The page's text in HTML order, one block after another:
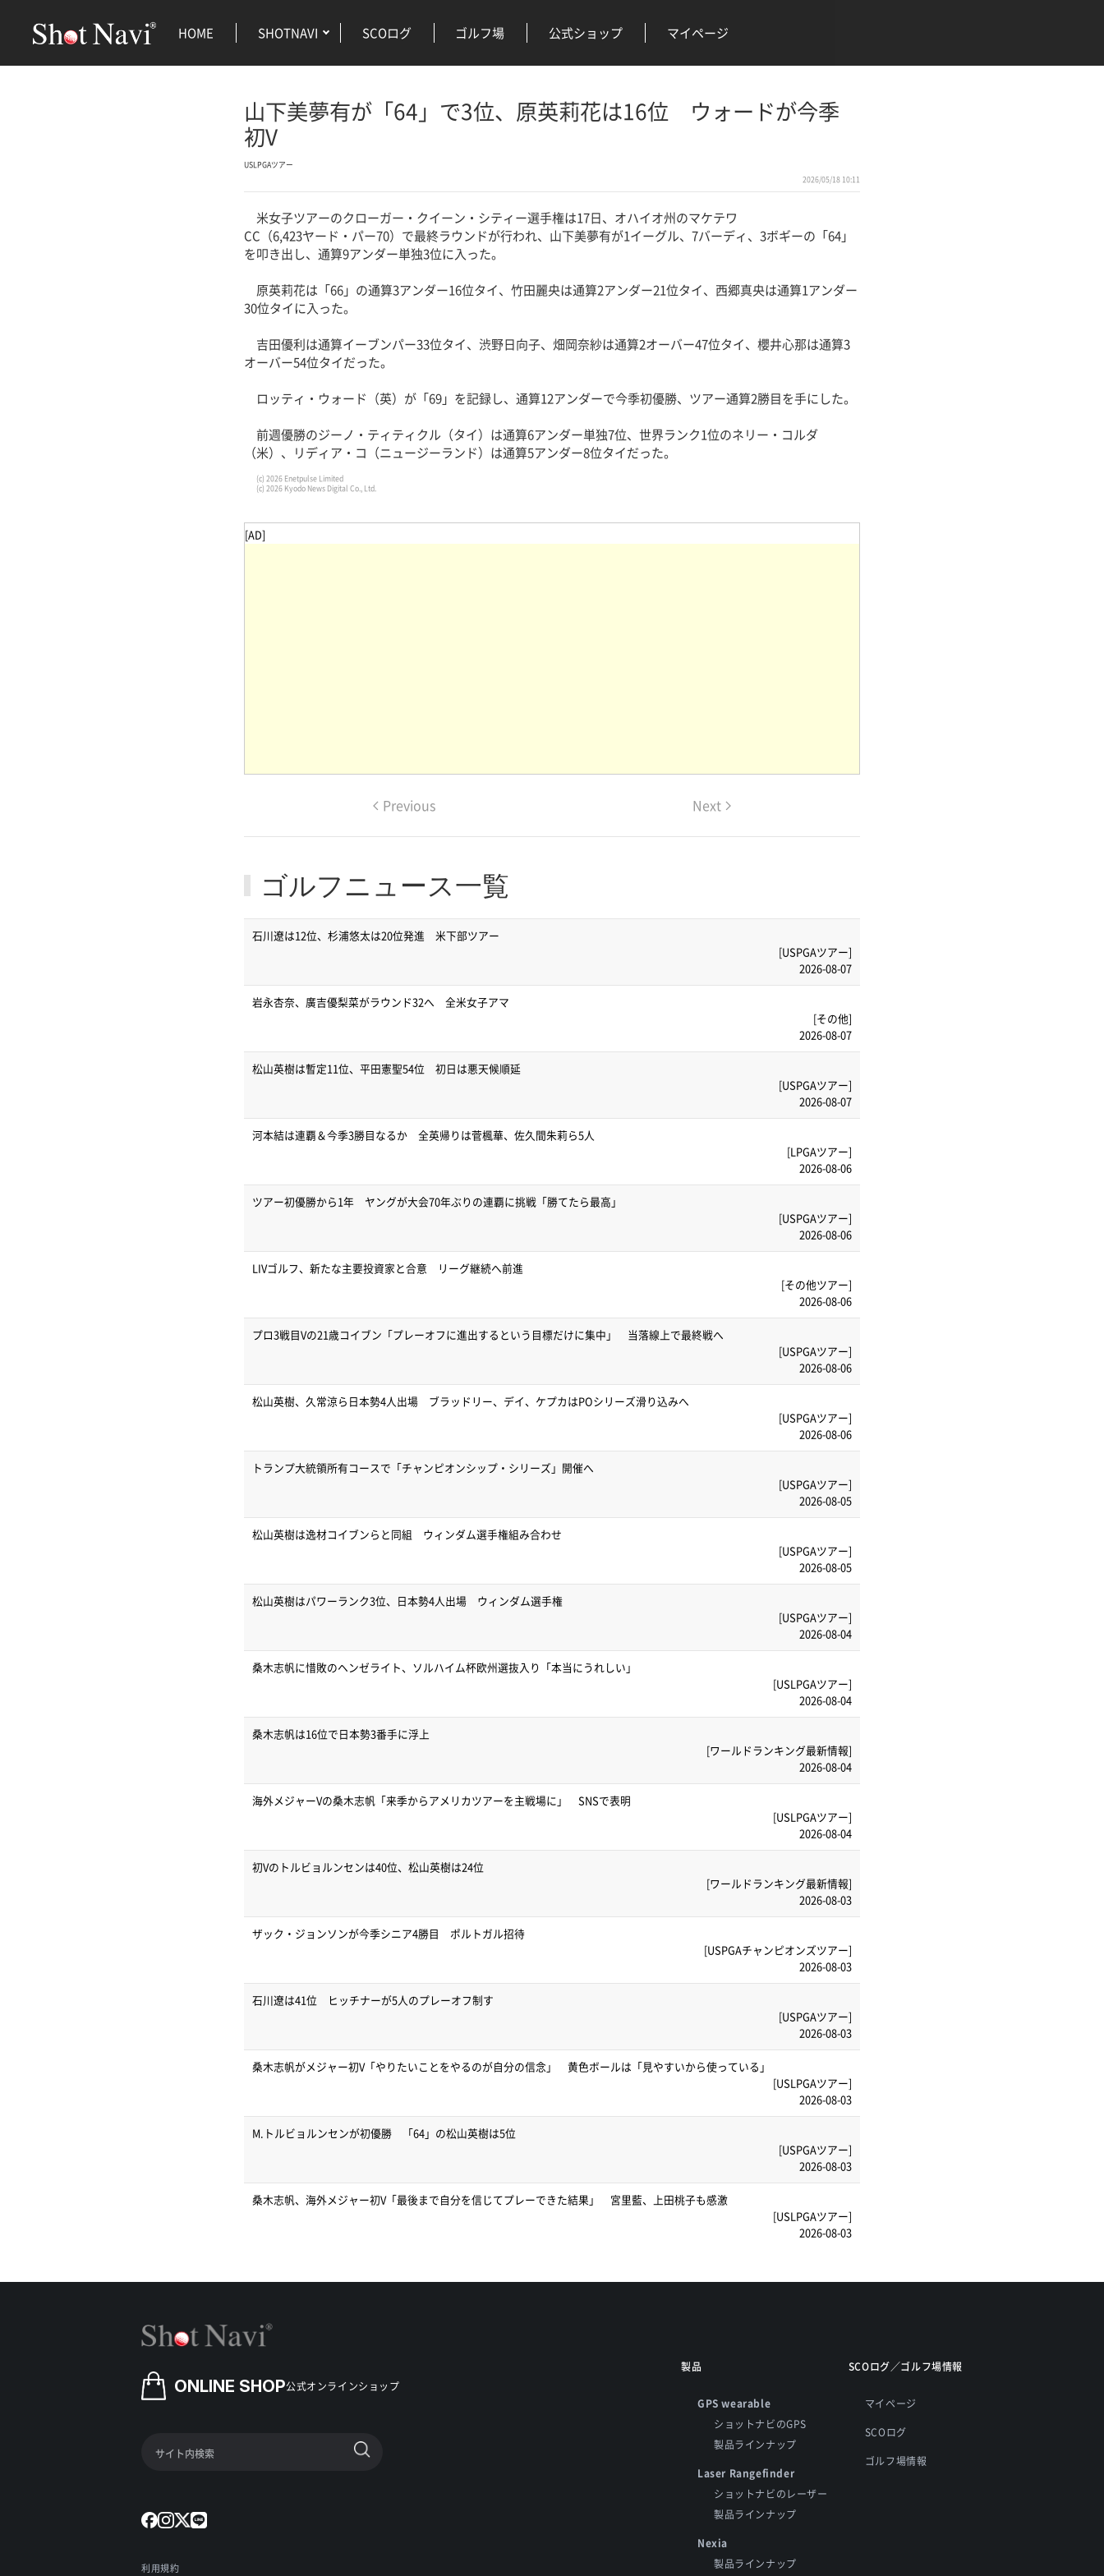
HOME SHOTNAVI SCOログ ゴルフ場 公式ショップ マイページ
山下美夢有が「64」で3位、原英莉花は16位 ウォードが今季
初V
USLPGAツアー
2026/05/18 10:11
米女子ツアーのクローガー・クイーン・シティー選手権は17日、オハイオ州のマケテワ
CC（6,423ヤード・パー70）で最終ラウンドが行われ、山下美夢有が1イーグル、7バーディ、3ボギーの「64」
を叩き出し、通算9アンダー単独3位に入った。
原英莉花は「66」の通算3アンダー16位タイ、竹田麗央は通算2アンダー21位タイ、西郷真央は通算1アンダー
30位タイに入った。
吉田優利は通算イーブンパー33位タイ、渋野日向子、畑岡奈紗は通算2オーバー47位タイ、櫻井心那は通算3
オーバー54位タイだった。
ロッティ・ウォード（英）が「69」を記録し、通算12アンダーで今季初優勝、ツアー通算2勝目を手にした。
前週優勝のジーノ・ティティクル（タイ）は通算6アンダー単独7位、世界ランク1位のネリー・コルダ
（米）、リディア・コ（ニュージーランド）は通算5アンダー8位タイだった。
(c) 2026 Enetpulse Limited
(c) 2026 Kyodo News Digital Co., Ltd.
[AD]
Previous Next
ゴルフニュース一覧
石川遼は12位、杉浦悠太は20位発進 米下部ツアー
[USPGAツアー]
2026-08-07
岩永杏奈、廣吉優梨菜がラウンド32へ 全米女子アマ
[その他]
2026-08-07
松山英樹は暫定11位、平田憲聖54位 初日は悪天候順延
[USPGAツアー]
2026-08-07
河本結は連覇＆今季3勝目なるか 全英帰りは菅楓華、佐久間朱莉ら5人
[LPGAツアー]
2026-08-06
ツアー初優勝から1年 ヤングが大会70年ぶりの連覇に挑戦「勝てたら最高」
[USPGAツアー]
2026-08-06
LIVゴルフ、新たな主要投資家と合意 リーグ継続へ前進
[その他ツアー]
2026-08-06
プロ3戦目Vの21歳コイブン「プレーオフに進出するという目標だけに集中」 当落線上で最終戦へ
[USPGAツアー]
2026-08-06
松山英樹、久常涼ら日本勢4人出場 ブラッドリー、デイ、ケプカはPOシリーズ滑り込みへ
[USPGAツアー]
2026-08-06
トランプ大統領所有コースで「チャンピオンシップ・シリーズ」開催へ
[USPGAツアー]
2026-08-05
松山英樹は逸材コイブンらと同組 ウィンダム選手権組み合わせ
[USPGAツアー]
2026-08-05
松山英樹はパワーランク3位、日本勢4人出場 ウィンダム選手権
[USPGAツアー]
2026-08-04
桑木志帆に惜敗のヘンゼライト、ソルハイム杯欧州選抜入り「本当にうれしい」
[USLPGAツアー]
2026-08-04
桑木志帆は16位で日本勢3番手に浮上
[ワールドランキング最新情報]
2026-08-04
海外メジャーVの桑木志帆「来季からアメリカツアーを主戦場に」 SNSで表明
[USLPGAツアー]
2026-08-04
初Vのトルビョルンセンは40位、松山英樹は24位
[ワールドランキング最新情報]
2026-08-03
ザック・ジョンソンが今季シニア4勝目 ポルトガル招待
[USPGAチャンピオンズツアー]
2026-08-03
石川遼は41位 ヒッチナーが5人のプレーオフ制す
[USPGAツアー]
2026-08-03
桑木志帆がメジャー初V「やりたいことをやるのが自分の信念」 黄色ボールは「見やすいから使っている」
[USLPGAツアー]
2026-08-03
M.トルビョルンセンが初優勝 「64」の松山英樹は5位
[USPGAツアー]
2026-08-03
桑木志帆、海外メジャー初V「最後まで自分を信じてプレーできた結果」 宮里藍、上田桃子も感激
[USLPGAツアー]
2026-08-03
ONLINE SHOP公式オンラインショップ
利用規約
製品
GPS wearable
ショットナビのGPS
製品ラインナップ
Laser Rangefinder
ショットナビのレーザー
製品ラインナップ
Nexia
製品ラインナップ
SCOログ／ゴルフ場情報
マイページ
SCOログ
ゴルフ場情報